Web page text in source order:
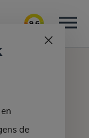
9.6
10
de